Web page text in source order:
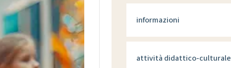
informazioni
attività didattico-culturale